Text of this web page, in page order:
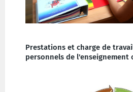
Prestations et charge de
personnels de l'enseignement